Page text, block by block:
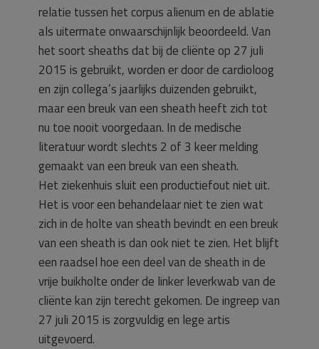
relatie tussen het corpus alienum en de ablatie
als uitermate onwaarschijnlijk beoordeeld. Van
het soort sheaths dat bij de cliënte op 27 juli
2015 is gebruikt, worden er door de cardioloog
en zijn collega’s jaarlijks duizenden gebruikt,
maar een breuk van een sheath heeft zich tot
nu toe nooit voorgedaan. In de medische
literatuur wordt slechts 2 of 3 keer melding
gemaakt van een breuk van een sheath.
Het ziekenhuis sluit een productiefout niet uit.
Het is voor een behandelaar niet te zien wat
zich in de holte van sheath bevindt en een breuk
van een sheath is dan ook niet te zien. Het blijft
een raadsel hoe een deel van de sheath in de
vrije buikholte onder de linker leverkwab van de
cliënte kan zijn terecht gekomen. De ingreep van
27 juli 2015 is zorgvuldig en lege artis
uitgevoerd.